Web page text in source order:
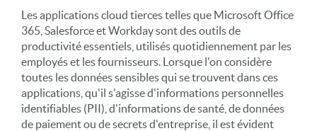
Les applications cloud tierces telles que Microsoft Office
365, Salesforce et Workday sont des outils de
productivité essentiels, utilisés quotidiennement par les
employés et les fournisseurs. Lorsque l'on considère
toutes les données sensibles qui se trouvent dans ces
applications, qu'il s'agisse d'informations personnelles
identifiables (PII), d'informations de santé, de données
de paiement ou de secrets d'entreprise, il est évident